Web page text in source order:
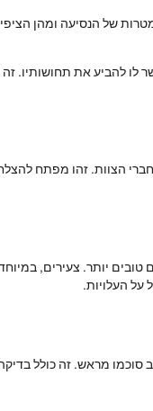
של הנסיעה ומהן
להביע את תחושותיו.
הצוות. זהו מפתח
יותר. צעירים,
על העלויות.
מראש. זה כולל